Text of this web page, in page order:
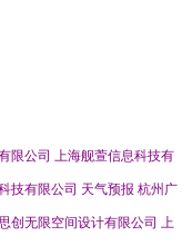
限公司 上海舰萱信息科技有
技有限公司 天气预报 杭州广
创无限空间设计有限公司 上